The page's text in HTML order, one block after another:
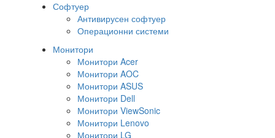
Софтуер
Антивирусен софтуер
Операционни системи
Монитори
Монитори Acer
Монитори AOC
Монитори ASUS
Монитори Dell
Монитори ViewSonic
Монитори Lenovo
Монитори LG